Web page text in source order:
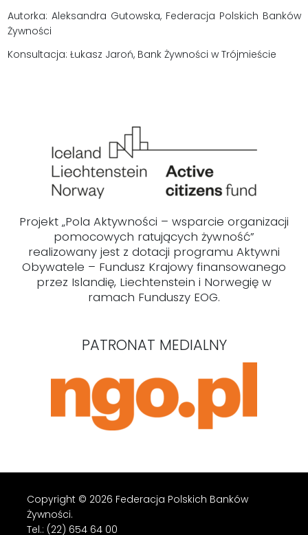
Autorka: Aleksandra Gutowska, Federacja Polskich Banków
Żywności
Konsultacja: Łukasz Jaroń, Bank Żywności w Trójmieście
Projekt „Pola Aktywności – wsparcie organizacji
pomocowych ratujących żywność”
realizowany jest z dotacji programu Aktywni
Obywatele – Fundusz Krajowy finansowanego
przez Islandię, Liechtenstein i Norwegię w
ramach Funduszy EOG.
PATRONAT MEDIALNY
Copyright © 2026 Federacja Polskich Banków
Żywności.
Tel.: (22) 654 64 00